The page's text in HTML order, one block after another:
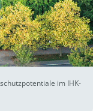
im IHK-